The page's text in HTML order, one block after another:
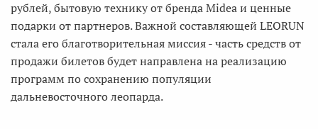
рублей, бытовую технику от бренда Midea и ценные
подарки от партнеров. Важной составляющей LEORUN
стала его благотворительная миссия - часть средств от
продажи билетов будет направлена на реализацию
программ по сохранению популяции
дальневосточного леопарда.